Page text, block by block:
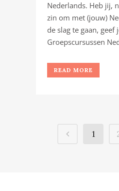
Nederlands. Heb jij,
zin om met (jouw)
de slag te gaan, geef
Groepscursussen
READ MORE
1